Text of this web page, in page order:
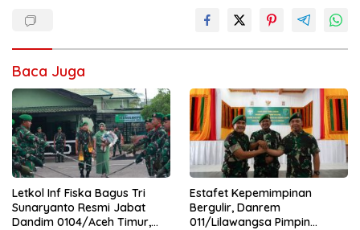
Baca Juga
Letkol Inf Fiska Bagus Tri
Sunaryanto Resmi Jabat
Dandim 0104/Aceh Timur,
Estafet Kepemimpinan
Bergulir, Danrem
011/Lilawangsa Pimpin